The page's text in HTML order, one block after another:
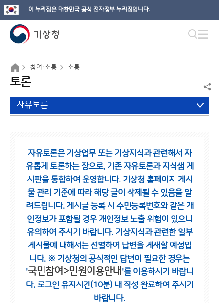
이 누리집은 대한민국 공식 전자정부 누리집입니다.
참여·소통 소통
토론
자유토론
자유토론은 기상업무 또는 기상지식과 관련해서 자
유롭게 토론하는 장으로, 기존 자유토론과 지식샘 게
시판을 통합하여 운영합니다. 기상청 홈페이지 게시
물 관리 기준에 따라 해당 글이 삭제될 수 있음을 알
려드립니다. 게시글 등록 시 주민등록번호와 같은 개
인정보가 포함될 경우 개인정보 노출 위험이 있으니
유의하여 주시기 바랍니다. 기상지식과 관련한 일부
게시물에 대해서는 선별하여 답변을 게재할 예정입
니다. ※ 기상청의 공식적인 답변이 필요한 경우는
'국민참여>민원이용안내 '를 이용하시기 바랍니
다. 로그인 유지시간(10분) 내 작성 완료하여 주시기
바랍니다.